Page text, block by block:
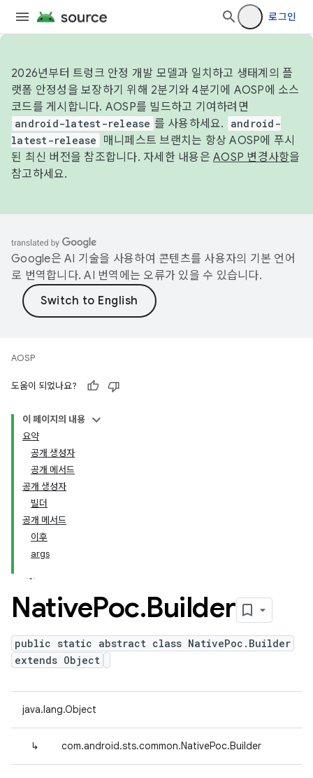
로그인
2026년부터 트렁크 안정 개발 모델과 일치하고 생태계의 플
랫폼 안정성을 보장하기 위해 2분기와 4분기에 AOSP에 소스
코드를 게시합니다. AOSP를 빌드하고 기여하려면
android-latest-release 를 사용하세요.
android-
latest-release
매니페스트 브랜치는 항상 AOSP에 푸시
된 최신 버전을 참조합니다. 자세한 내용은 AOSP 변경사항을
참고하세요.
Google은 AI 기술을 사용하여 콘텐츠를 사용자의 기본 언어
로 번역합니다. AI 번역에는 오류가 있을 수 있습니다.
AOSP
도움이 되었나요?
이 페이지의 내용
요약
공개 생성자
공개 메서드
공개 생성자
빌더
공개 메서드
이후
args
NativePoc.Builder
public static abstract class NativePoc.Builder
extends Object
java.lang.Object
↳ com.android.sts.common.NativePoc.Builder